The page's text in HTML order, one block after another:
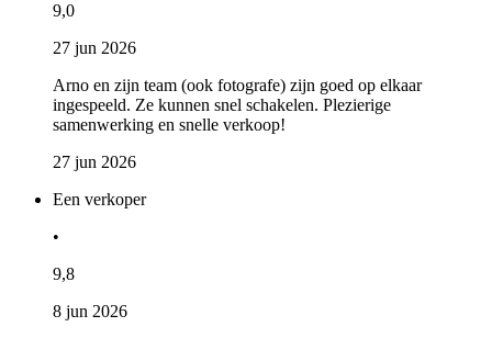
9,0
27 jun 2026
Arno en zijn team (ook fotografe) zijn goed op elkaar
ingespeeld. Ze kunnen snel schakelen. Plezierige
samenwerking en snelle verkoop!
27 jun 2026
Een verkoper
•
9,8
8 jun 2026